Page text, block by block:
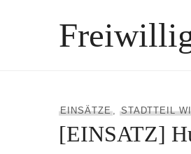
EINSÄTZE, STADTTEIL
[EINSATZ]